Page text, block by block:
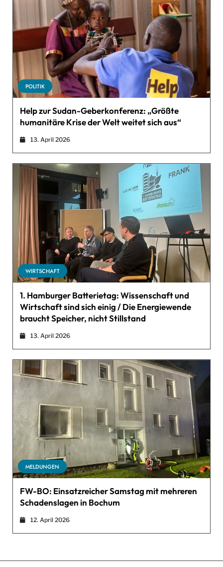
POLITIK
Help zur Sudan-Geberkonferenz: „Größte
humanitäre Krise der Welt weitet sich aus“
13. April 2026
WIRTSCHAFT
1. Hamburger Batterietag: Wissenschaft und
Wirtschaft sind sich einig / Die Energiewende
braucht Speicher, nicht Stillstand
13. April 2026
MELDUNGEN
FW-BO: Einsatzreicher Samstag mit mehreren
Schadenslagen in Bochum
12. April 2026